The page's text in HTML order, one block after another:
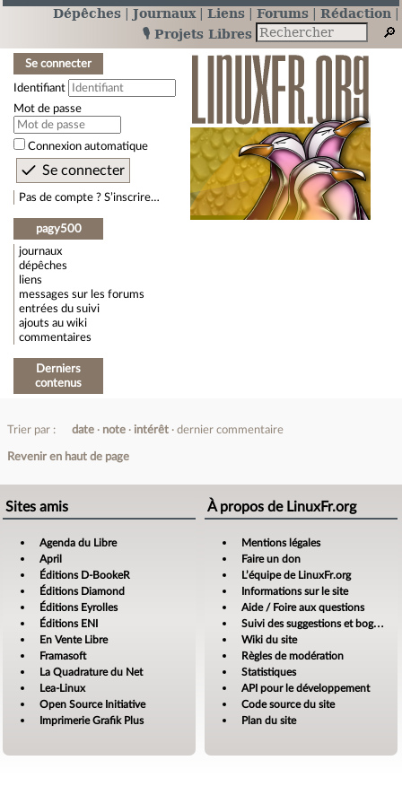
Dépêches Journaux Liens Forums
Rédaction
🎙️ Projets Libres
Se connecter
Identifiant
Mot de passe
Connexion automatique
Pas de compte ? S’inscrire…
pagy500
journaux
dépêches
liens
messages sur les forums
entrées du suivi
ajouts au wiki
commentaires
Derniers
contenus
Trier par : date note intérêt dernier commentaire
Revenir en haut de page
Sites amis
Agenda du Libre
April
Éditions D-BookeR
Éditions Diamond
Éditions Eyrolles
Éditions ENI
En Vente Libre
Framasoft
La Quadrature du Net
Lea-Linux
Open Source Initiative
Imprimerie Grafik Plus
À propos de LinuxFr.org
Mentions légales
Faire un don
L’équipe de LinuxFr.org
Informations sur le site
Aide / Foire aux questions
Suivi des suggestions et bogues
Wiki du site
Règles de modération
Statistiques
API pour le développement
Code source du site
Plan du site